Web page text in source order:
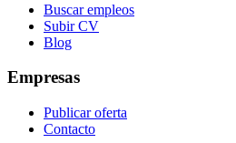
Buscar empleos
Subir CV
Blog
Empresas
Publicar oferta
Contacto